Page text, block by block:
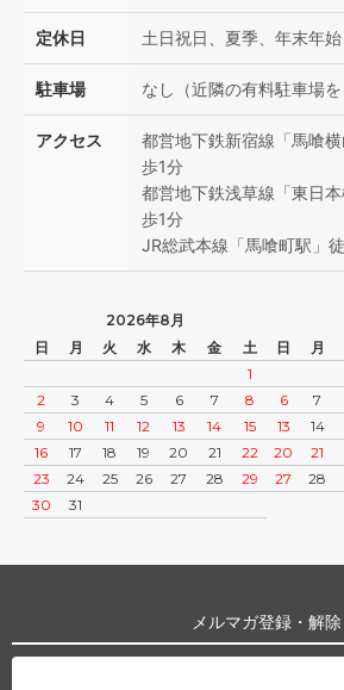
定休日 土日祝日、夏季、年末年始
駐車場 なし（近隣の有料駐車場を
アクセス
都営地下鉄新宿線「馬喰
歩1分
都営地下鉄浅草線「東日
歩1分
JR総武本線「馬喰町駅」
2026年8月
日
月 火 水 木 金
土
1
2
3 4 5 6 7
8
9
10 11 12 13 14
15
16
17 18 19 20 21
22
23
24 25 26 27 28
29
30
31
日
月
6
7
13
14
20
21
27
28
メルマガ登録・解除